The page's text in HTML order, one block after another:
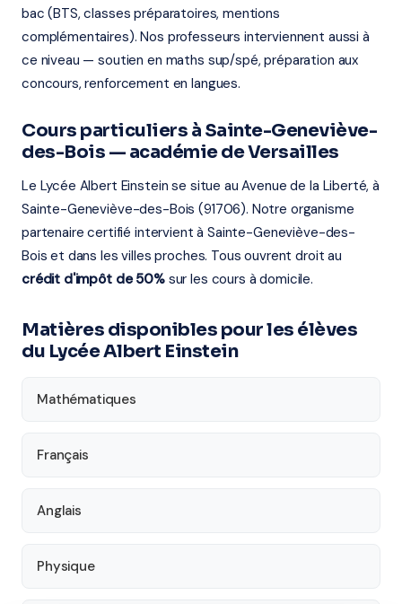
bac (BTS, classes préparatoires, mentions
complémentaires). Nos professeurs interviennent aussi à
ce niveau — soutien en maths sup/spé, préparation aux
concours, renforcement en langues.
Cours particuliers à Sainte-Geneviève-
des-Bois — académie de Versailles
Le Lycée Albert Einstein se situe au Avenue de la Liberté, à
Sainte-Geneviève-des-Bois (91706). Notre organisme
partenaire certifié intervient à Sainte-Geneviève-des-
Bois et dans les villes proches. Tous ouvrent droit au
crédit d'impôt de 50%sur les cours à domicile.
Matières disponibles pour les élèves
du Lycée Albert Einstein
Mathématiques
Français
Anglais
Physique